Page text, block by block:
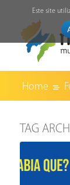
Home
TAG
Este site